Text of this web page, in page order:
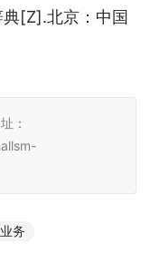
[Z].北京：中国
：
务